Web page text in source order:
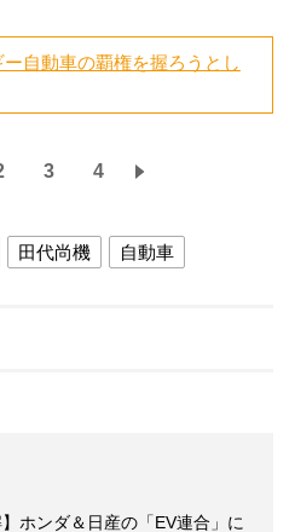
自動車の覇権を握ろうとし
3 4
田代尚機 自動車
ホンダ＆日産の「EV連合」に